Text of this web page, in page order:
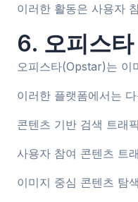
이러한 활동은 사용자
6. 오피스
오피스타(Opstar)는 이
이러한 플랫폼에서는
콘텐츠 기반 검색 트래픽
사용자 참여 콘텐츠 트
이미지 중심 콘텐츠 탐색